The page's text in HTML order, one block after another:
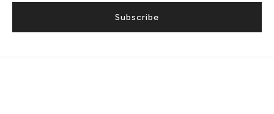
Subscribe